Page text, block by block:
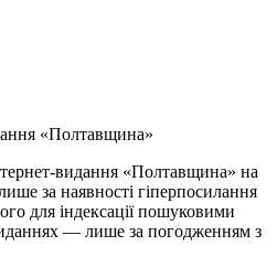
«Полтавщина»
видання «Полтавщина» на
за наявності гіперпосилання
для індексації пошуковими
— лише за погодженням з